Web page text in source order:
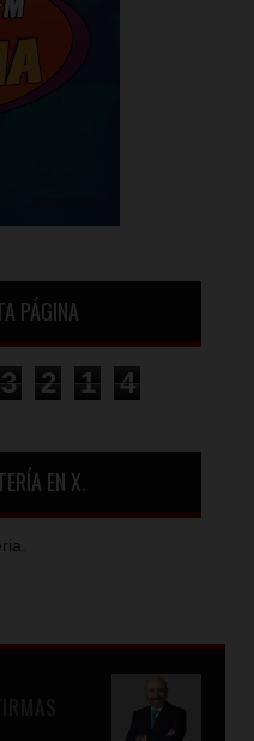
PÁGINA
3 2 1 4
EN X.